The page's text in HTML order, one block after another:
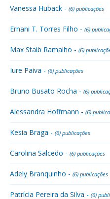
Vanessa Huback - (6) publicações
Ernani T. Torres Filho - (6)
Max Staib Ramalho - (6)
Iure Paiva - (6) publicações
Bruno Busato Rocha - (6)
Alessandra Hoffmann - (6)
Kesia Braga - (6) publicações
Carolina Salcedo - (6) publicações
Adely Branquinho - (6) publicações
Patrícia Pereira da Silva - (6)